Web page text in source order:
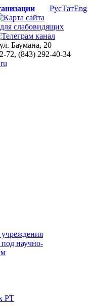
РусТатEng
Баумана, 20
72, (843) 292-40-34
учреждения
научно-
РТ